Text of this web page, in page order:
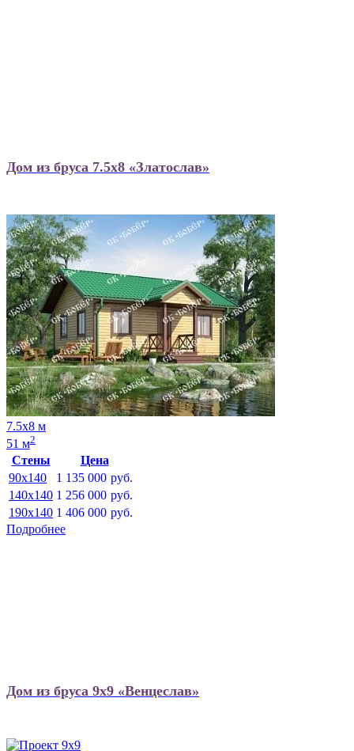
Дом из бруса 7.5х8 «Златослав»
7.5х8 м
51 м2
Стены
Цена
90x140
1 135 000 руб.
140x140 1 256 000 руб.
190x140 1 406 000 руб.
Подробнее
Дом из бруса 9х9 «Венцеслав»